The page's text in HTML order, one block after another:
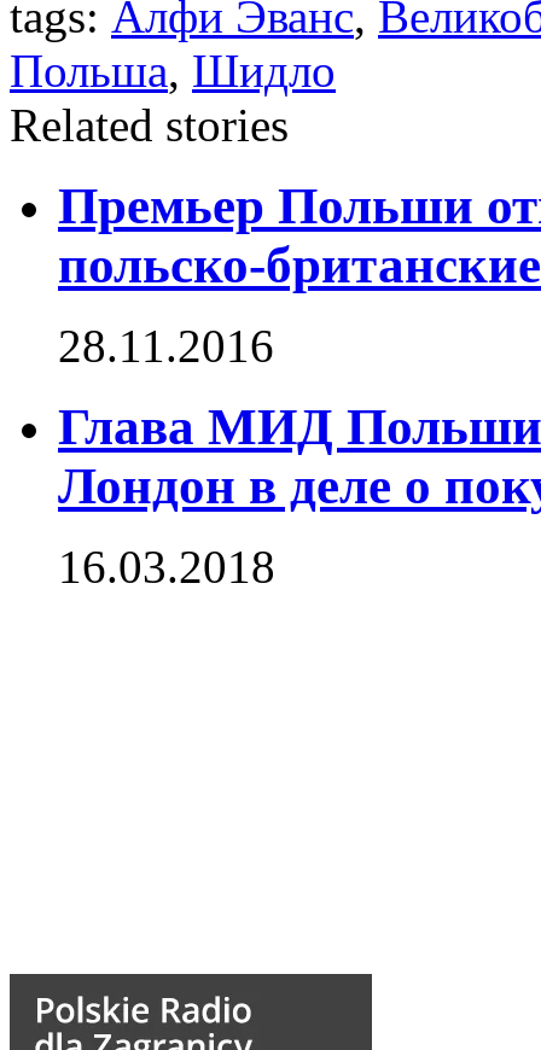
tags: Алфи Эванс,
Польша, Шидло
Related stories
Премьер Польши
польско-
28.11.2016
Глава МИД
Лондон в деле о
16.03.2018